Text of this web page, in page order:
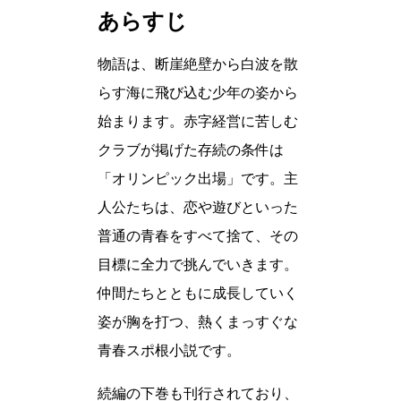
あらすじ
物語は、断崖絶壁から白波を散
らす海に飛び込む少年の姿から
始まります。赤字経営に苦しむ
クラブが掲げた存続の条件は
「オリンピック出場」です。主
人公たちは、恋や遊びといった
普通の青春をすべて捨て、その
目標に全力で挑んでいきます。
仲間たちとともに成長していく
姿が胸を打つ、熱くまっすぐな
青春スポ根小説です。
続編の下巻も刊行されており、